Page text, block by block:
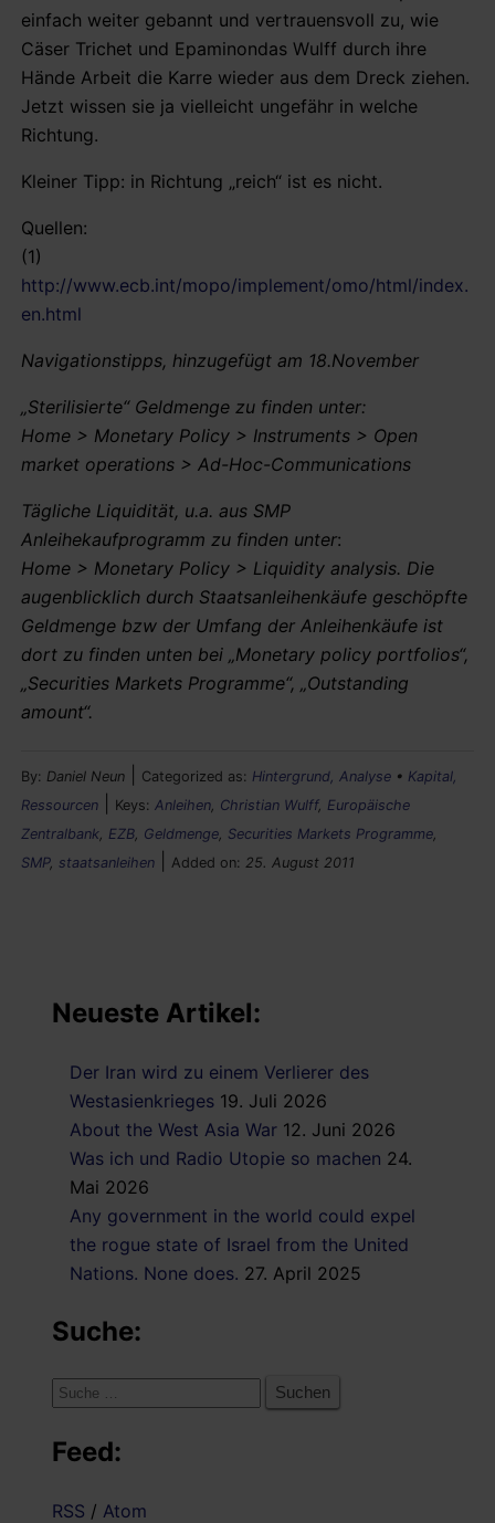
einfach weiter gebannt und vertrauensvoll zu, wie
Cäser Trichet und Epaminondas Wulff durch ihre
Hände Arbeit die Karre wieder aus dem Dreck ziehen.
Jetzt wissen sie ja vielleicht ungefähr in welche
Richtung.
Kleiner Tipp: in Richtung „reich“ ist es nicht.
Quellen:
(1)
http://www.ecb.int/mopo/implement/omo/html/index.
en.html
Navigationstipps, hinzugefügt am 18.November
„Sterilisierte“ Geldmenge zu finden unter:
Home > Monetary Policy > Instruments > Open
market operations > Ad-Hoc-Communications
Tägliche Liquidität, u.a. aus SMP
Anleihekaufprogramm zu finden unter:
Home > Monetary Policy > Liquidity analysis. Die
augenblicklich durch Staatsanleihenkäufe geschöpfte
Geldmenge bzw der Umfang der Anleihenkäufe ist
dort zu finden unten bei „Monetary policy portfolios“,
„Securities Markets Programme“, „Outstanding
amount“.
By: Daniel Neun Categorized as: Hintergrund, Analyse • Kapital,
Ressourcen
Keys: Anleihen Christian Wulff, Europäische
Zentralbank EZB Geldmenge Securities Markets Programme
SMP, staatsanleihen Added on: 25. August 2011
Neueste Artikel:
Der Iran wird zu einem Verlierer des
Westasienkrieges 19. Juli 2026
About the West Asia War 12. Juni 2026
Was ich und Radio Utopie so machen 24.
Mai 2026
Any government in the world could expel
the rogue state of Israel from the United
Nations. None does. 27. April 2025
Suche:
Suche
Feed:
RSS / Atom